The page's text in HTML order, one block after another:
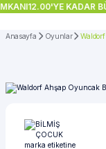
12.00'YE KADAR
Anasayfa Oyunlar